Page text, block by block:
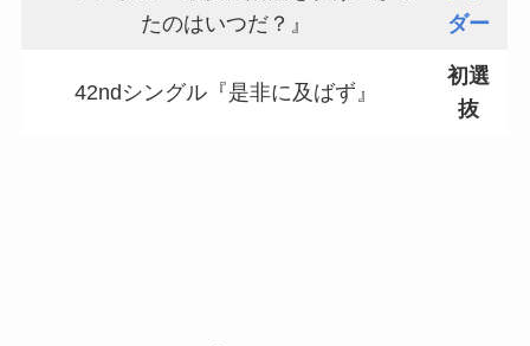
たのはいつだ？』
ダー
42ndシングル『是非に及ばず』
初選
抜